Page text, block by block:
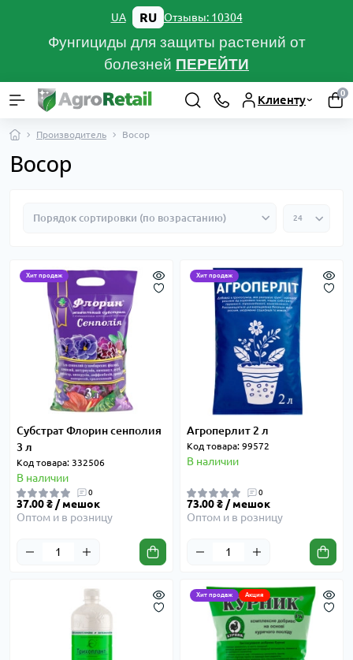
UA RU
Фунгициды для защиты растений от
болезней ПЕРЕЙТИ
Отзывы: 10304
Клиенту
0
Производитель Восор
Восор
Хит продаж
Cубстрат Флорин сенполия
3 л
Код товара: 332506
В наличии
0
37.00 ₴ / мешок
Оптом и в розницу
Хит продаж
Агроперлит 2 л
Код товара: 99572
В наличии
0
73.00 ₴ / мешок
Оптом и в розницу
Хит продаж Акция